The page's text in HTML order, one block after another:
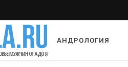
АНДРОЛОГИЯ